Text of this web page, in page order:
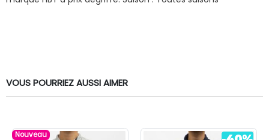
VOUS POURRIEZ AUSSI AIMER
Nouveau